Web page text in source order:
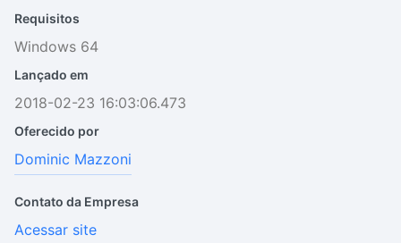
Requisitos
Windows 64
Lançado em
2018-02-23 16:03:06.473
Oferecido por
Dominic Mazzoni
Contato da Empresa
Acessar site